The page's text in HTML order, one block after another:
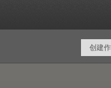
创建